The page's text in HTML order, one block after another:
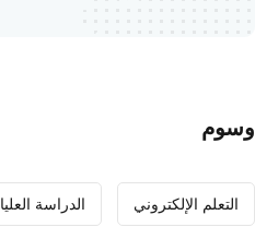
وسوم
التعلم الإلكتروني الدراسة العليا